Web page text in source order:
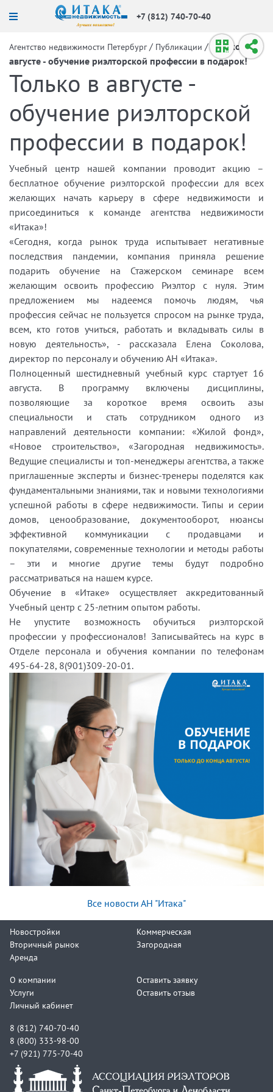
+7 (812) 740-70-40
Агентство недвижимости Петербург / Публикации / Только в
августе - обучение риэлторской профессии в подарок!
Только в августе -
обучение риэлторской
профессии в подарок!
Учебный центр нашей компании проводит акцию –
бесплатное обучение риэлторской профессии для всех
желающих начать карьеру в сфере недвижимости и
присоединиться к команде агентства недвижимости
«Итака»!
«Сегодня, когда рынок труда испытывает негативные
последствия пандемии, компания приняла решение
подарить обучение на Стажерском семинаре всем
желающим освоить профессию Риэлтор с нуля. Этим
предложением мы надеемся помочь людям, чья
профессия сейчас не пользуется спросом на рынке труда,
всем, кто готов учиться, работать и вкладывать силы в
новую деятельность», - рассказала Елена Соколова,
директор по персоналу и обучению АН «Итака».
Полноценный шестидневный учебный курс стартует 16
августа. В программу включены дисциплины,
позволяющие за короткое время освоить азы
специальности и стать сотрудником одного из
направлений деятельности компании: «Жилой фонд»,
«Новое строительство», «Загородная недвижимость».
Ведущие специалисты и топ-менеджеры агентства, а также
приглашенные эксперты и бизнес-тренеры поделятся как
фундаментальными знаниями, так и новыми технологиями
успешной работы в сфере недвижимости. Типы и серии
домов, ценообразование, документооборот, нюансы
эффективной коммуникации с продавцами и
покупателями, современные технологии и методы работы
– эти и многие другие темы будут подробно
рассматриваться на нашем курсе.
Обучение в «Итаке» осуществляет аккредитованный
Учебный центр с 25-летним опытом работы.
Не упустите возможность обучиться риэлторской
профессии у профессионалов! Записывайтесь на курс в
Отделе персонала и обучения компании по телефонам
495-64-28, 8(901)309-20-01.
Все новости АН "Итака"
Новостройки
Вторичный рынок
Аренда
Коммерческая
Загородная
О компании
Услуги
Личный кабинет
Оставить заявку
Оставить отзыв
8 (812) 740-70-40
8 (800) 333-98-00
+7 (921) 775-70-40